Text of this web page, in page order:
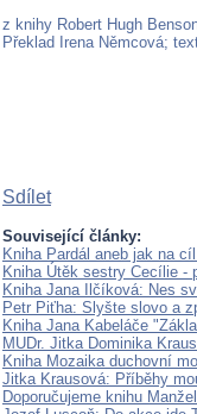
z knihy Robert Hugh
Překlad Irena Němcová;
Sdílet
Související články:
Kniha Pardál aneb jak na
Kniha Útěk sestry Cecílie -
Kniha Jana Ilčíková: Nes
Petr Piťha: Slyšte slovo a
Kniha Jana Kabeláče
MUDr. Jitka Dominika
Kniha Mozaika duchovní
Jitka Krausová: Příběhy
Doporučujeme knihu